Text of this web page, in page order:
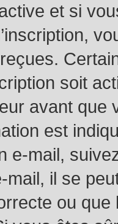
et si
soit
avant
est
e-mail,
mail, il se
ou que